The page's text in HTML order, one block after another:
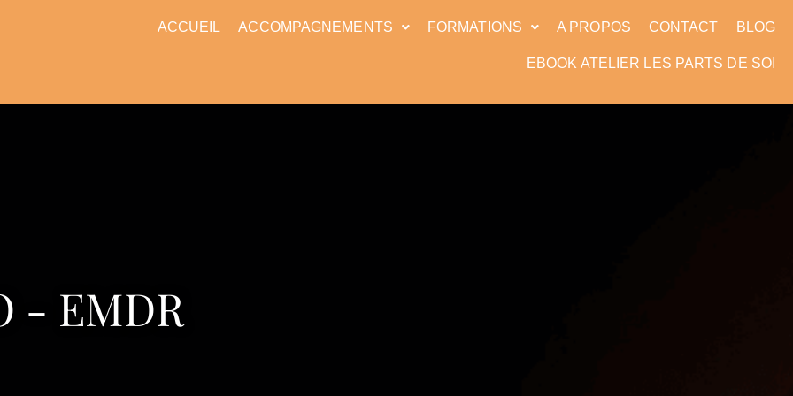
ACCUEIL ACCOMPAGNEMENTS FORMATIONS A PROPOS CONTACT BLOG
EBOOK ATELIER LES PARTS DE SOI
- EMDR